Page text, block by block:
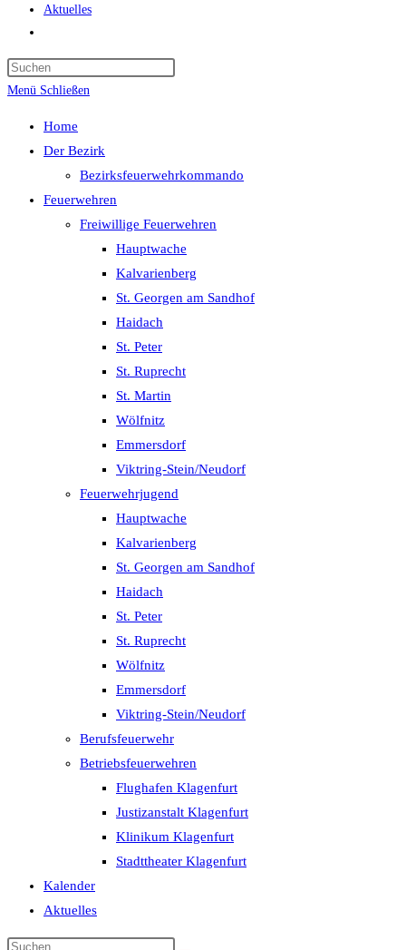
Aktuelles
umschalten
search
Menü Schließen
Home
Der Bezirk
Bezirksfeuerwehrkommando
Feuerwehren
Freiwillige Feuerwehren
Hauptwache
Kalvarienberg
St. Georgen am Sandhof
Haidach
St. Peter
St. Ruprecht
St. Martin
Wölfnitz
Emmersdorf
Viktring-Stein/Neudorf
Feuerwehrjugend
Hauptwache
Kalvarienberg
St. Georgen am Sandhof
Haidach
St. Peter
St. Ruprecht
Wölfnitz
Emmersdorf
Viktring-Stein/Neudorf
Berufsfeuerwehr
Betriebsfeuerwehren
Flughafen Klagenfurt
Justizanstalt Klagenfurt
Klinikum Klagenfurt
Stadttheater Klagenfurt
Kalender
Aktuelles
Diese